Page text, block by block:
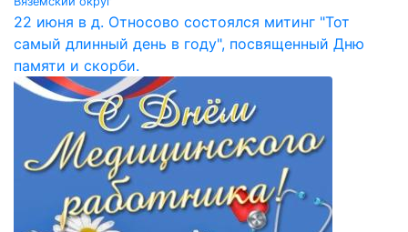
22 июня в д. Относово состоялся митинг "Тот
самый длинный день в году", посвященный Дню
памяти и скорби.